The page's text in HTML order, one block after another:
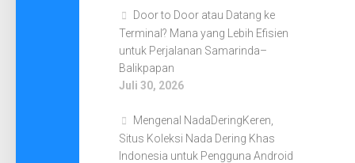
Door to Door atau Datang ke
Terminal? Mana yang Lebih Efisien
untuk Perjalanan Samarinda–
Balikpapan
Juli 30, 2026
Mengenal NadaDeringKeren,
Situs Koleksi Nada Dering Khas
Indonesia untuk Pengguna Android